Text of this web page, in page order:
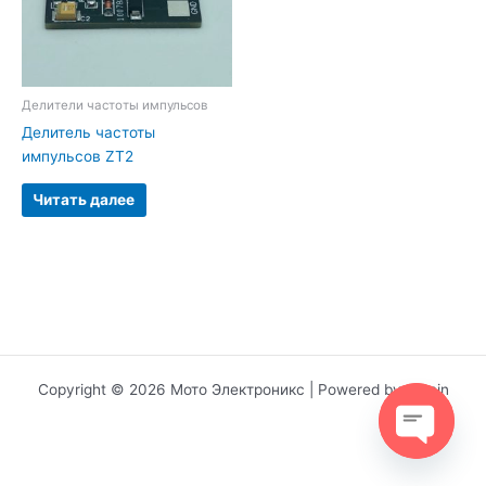
Делители частоты импульсов
Делитель частоты
импульсов ZT2
Читать далее
Copyright © 2026 Мото Электроникс | Powered by Admin
Open